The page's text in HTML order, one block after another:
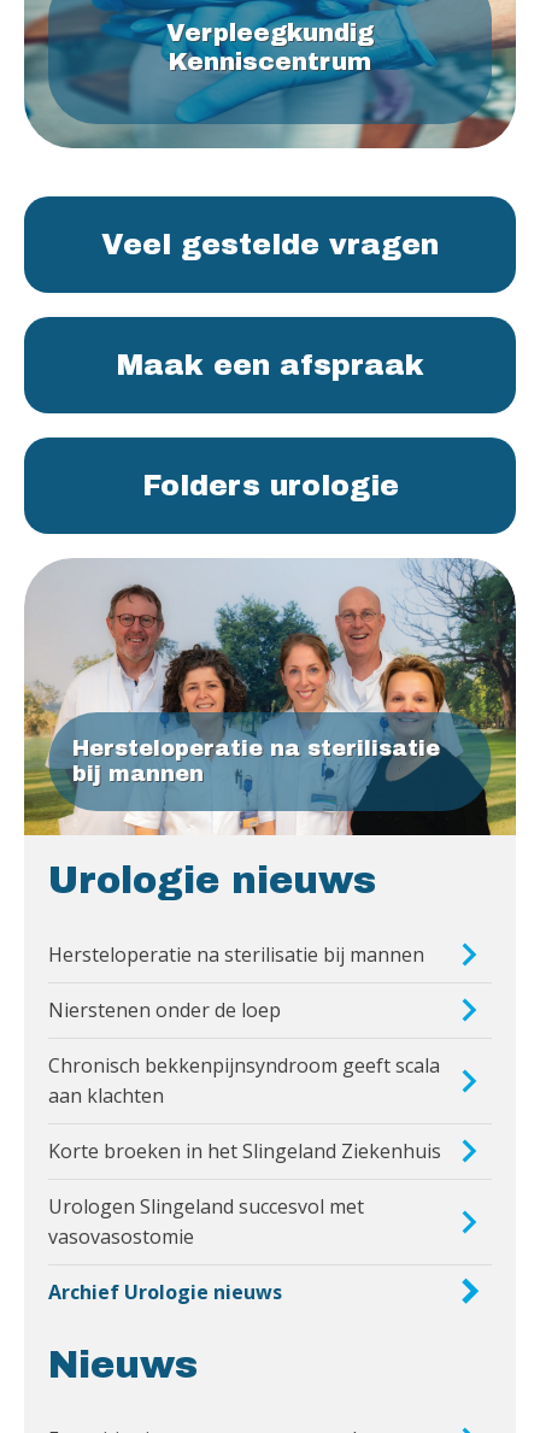
Verpleegkundig
Kenniscentrum
Veel gestelde vragen
Maak een afspraak
Folders urologie
Hersteloperatie na sterilisatie
bij mannen
Urologie nieuws
Hersteloperatie na sterilisatie bij mannen
Nierstenen onder de loep
Chronisch bekkenpijnsyndroom geeft scala
aan klachten
Korte broeken in het Slingeland Ziekenhuis
Urologen Slingeland succesvol met
vasovasostomie
Archief Urologie nieuws
Nieuws